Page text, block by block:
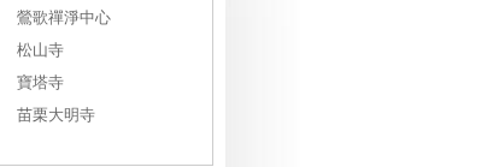
鶯歌禪淨中心
松山寺
寶塔寺
苗栗大明寺